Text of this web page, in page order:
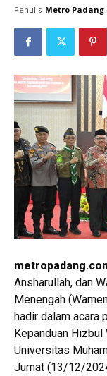
Penulis Metro Padang
Ansharullah, dan
Menengah
hadir dalam acara
Kepanduan
Universitas
Jumat (13/12/